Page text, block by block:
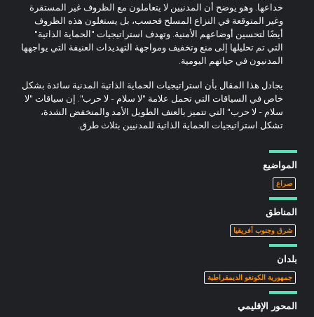
خداعها. وهو يوضح أن المدنيين لا يتعاملون مع الظروف غير المستقرة
وغير المتوقعة في النزاع المسلح فحسب، بل يستغلون هذه الظروف
أيضًا لتحسين أوضاعهم الأمنية. وتهدف استراتيجيات "الحماية الذاتية"
التي تم تحليلها إلى منع وتخفيف ومواجهة التهديدات العنيفة التي يواجهها
المدنيون في حياتهم اليومية.
يجادل هذا المقال بأن استراتيجيات الحماية الذاتية المدنية سائدة بشكل
خاص في السياقات التي تحمل علامة "لا سلام - لا حرب". إن سياقات "لا
سلام - لا حرب" التي تتميز بالعنف الطويل الأمد والمنخفض الشدة،
تشكل استراتيجيات الحماية الذاتية للمدنيين بثلاث طرق.
المواضيع
صراع
المناطق
شرق وجنوب أفريقيا
بلدان
جمهورية الكونغو الديمقراطية
المحور الإقليمي